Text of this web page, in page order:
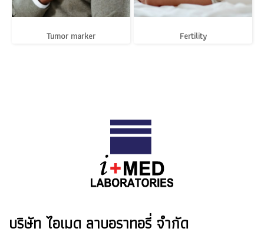
Tumor marker Fertility
บริษัท ไอเมด ลาบอราทอรี่ จำกัด